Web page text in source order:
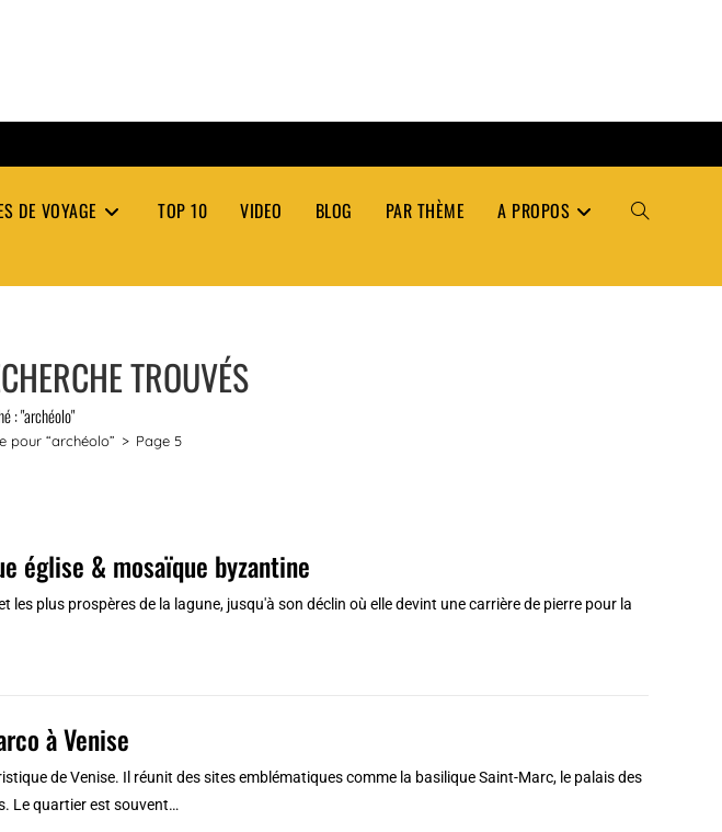
DE VOYAGE TOP 10 VIDEO BLOG PAR THÈME A PROPOS TOGGLE
TROUVÉS
: "archéolo"
pour“archéolo” > Page 5
église & mosaïque byzantine
les plus prospères de la lagune, jusqu'à son déclin où elle devint une carrière de pierre pour la
à Venise
de Venise. Il réunit des sites emblématiques comme la basilique Saint-Marc, le palais des
Le quartier est souvent…